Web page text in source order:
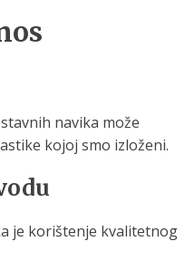
navika može
kojoj smo izloženi.
je korištenje kvalitetnog